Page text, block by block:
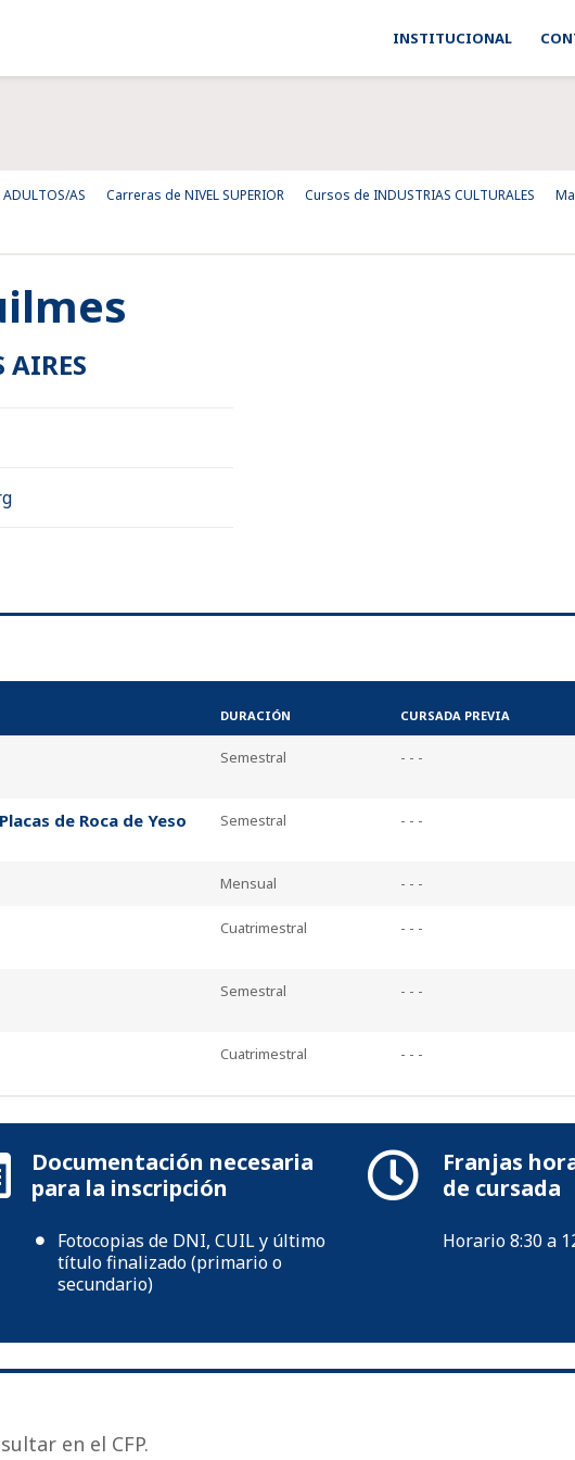
INSTITUCIONAL
AS Carreras de NIVEL SUPERIOR Cursos de INDUSTRIAS CULTURALES
AIRES
DURACIÓN CURSADA PREVIA
Semestral - - -
de Roca de Yeso Semestral - - -
Mensual - - -
Cuatrimestral - - -
Semestral - - -
Cuatrimestral - - -
Documentación necesaria
para la inscripción
Fotocopias de DNI, CUIL y último
título finalizado (primario o
secundario)
Franjas
de cursada
Horario 8:30 a
en el CFP.